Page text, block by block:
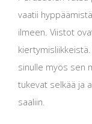
vaatii
ilmeen. Viistot
sinulle myös sen
tukevat selkää ja
saaliin.